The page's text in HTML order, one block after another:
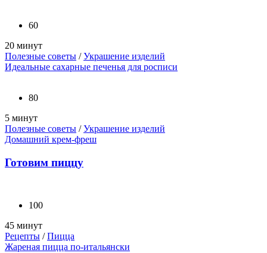
60
20 минут
Полезные советы /Украшение изделий
Идеальные сахарные печенья для росписи
80
5 минут
Полезные советы /Украшение изделий
Домашний крем-фреш
Готовим пиццу
100
45 минут
Рецепты /Пицца
Жареная пицца по-итальянски